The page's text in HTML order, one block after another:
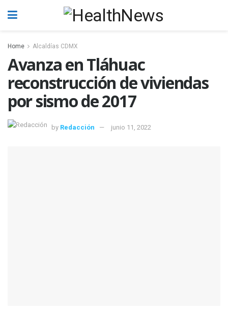
Home Alcaldías CDMX
Avanza en Tláhuac
reconstrucción de viviendas
por sismo de 2017
by Redacción junio 11, 2022